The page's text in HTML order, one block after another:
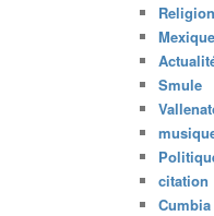
Religion
Mexique
Smule
citation
Cumbia